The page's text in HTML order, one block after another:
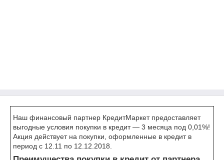
Наш финансовый партнер КредитМаркет предоставляет
выгодные условия покупки в кредит — 3 месяца под 0,01%!
Акция действует на покупки, оформленные в кредит в
период с 12.11 по 12.12.2018.